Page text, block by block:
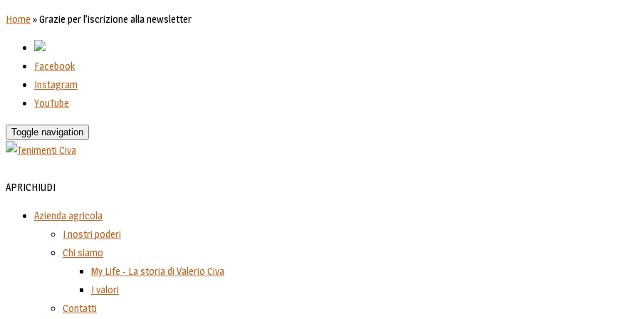
Home »Grazie per l’iscrizione alla newsletter
Facebook
Instagram
YouTube
Toggle navigation
APRICHIUDI
Azienda agricola
I nostri poderi
Chi siamo
My Life - La storia di Valerio Civa
I valori
Contatti